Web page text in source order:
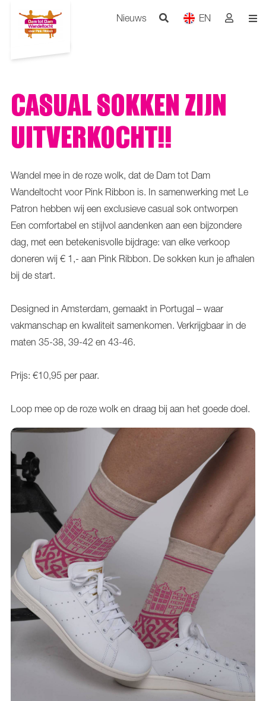
Nieuws EN
CASUAL SOKKEN ZIJN
UITVERKOCHT!!
Wandel mee in de roze wolk, dat de Dam tot Dam
Wandeltocht voor Pink Ribbon is. In samenwerking met Le
Patron hebben wij een exclusieve casual sok ontworpen
Een comfortabel en stijlvol aandenken aan een bijzondere
dag, met een betekenisvolle bijdrage: van elke verkoop
doneren wij € 1,- aan Pink Ribbon. De sokken kun je afhalen
bij de start.
Designed in Amsterdam, gemaakt in Portugal – waar
vakmanschap en kwaliteit samenkomen. Verkrijgbaar in de
maten 35-38, 39-42 en 43-46.
Prijs: €10,95 per paar.
Loop mee op de roze wolk en draag bij aan het goede doel.